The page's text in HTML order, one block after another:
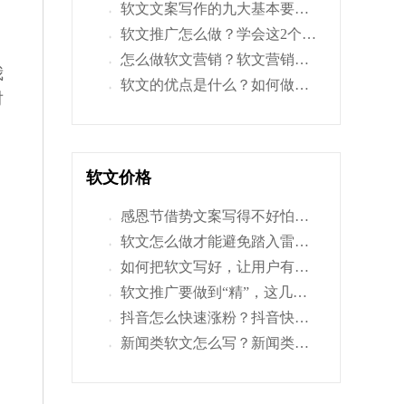
+ 软文文案写作的九大基本要求和规范，你都知道吗？
+ 软文推广怎么做？学会这2个技巧，让你的软文成绩提升一倍
+ 怎么做软文营销？软文营销的流程步骤有哪些？
+ 软文的优点是什么？如何做好软文优化排名呢？
软文价格
+ 感恩节借势文案写得不好怕比不过？学会这几招，轻松搞定
+ 软文怎么做才能避免踏入雷区？来这里教你几招技巧
+ 如何把软文写好，让用户有继续阅读下去的兴趣？
+ 软文推广要做到“精”，这几个步骤你一定要做好！
+ 抖音怎么快速涨粉？抖音快速吸粉的方法有哪些？
+ 新闻类软文怎么写？新闻类软文与一般软文的区别有哪些？